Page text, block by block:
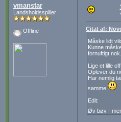
vmanstar
Landsholdsspiller
Offline
Citat af:
Måske lidt
Kunne
fornuftigt nok.
Lige et lille
Oplever du
Har nemlig
samme
Edit:
Øv bøv -